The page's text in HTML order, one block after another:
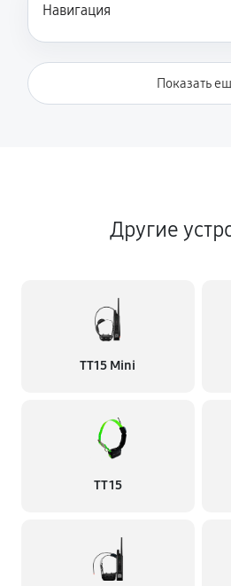
Навигация
Показать
Другие
TT15 Mini
TT 15